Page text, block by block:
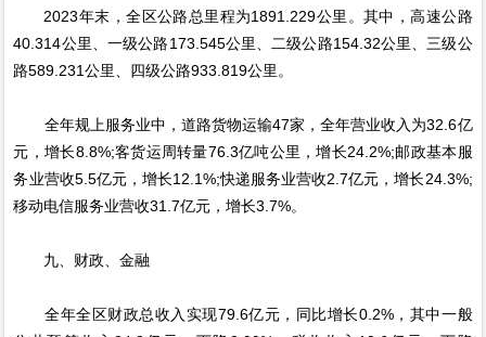
2023年末，全区公路总里程为1891.229公里。其中，高速公路
40.314公里、一级公路173.545公里、二级公路154.32公里、三级公
路589.231公里、四级公路933.819公里。
全年规上服务业中，道路货物运输47家，全年营业收入为32.6亿
元，增长8.8%;客货运周转量76.3亿吨公里，增长24.2%;邮政基本服
务业营收5.5亿元，增长12.1%;快递服务业营收2.7亿元，增长24.3%;
移动电信服务业营收31.7亿元，增长3.7%。
九、财政、金融
全年全区财政总收入实现79.6亿元，同比增长0.2%，其中一般